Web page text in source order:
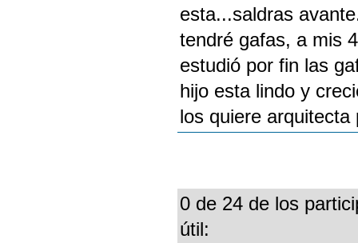
esta...saldras
tendré gafas, a mis
estudió por fin las
hijo esta lindo y
los quiere
0 de 24 de los
útil: